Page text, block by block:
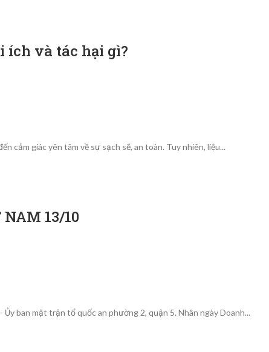
ích và tác hại gì?
cảm giác yên tâm về sự sạch sẽ, an toàn. Tuy nhiên, liệu...
13/10
ban mặt trận tổ quốc an phường 2, quận 5. Nhân ngày Doanh...